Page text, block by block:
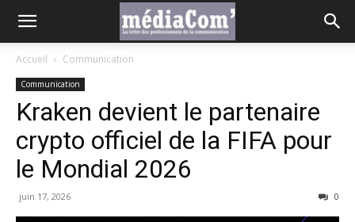
Accueil Communication
Communication
Kraken devient le partenaire
crypto officiel de la FIFA pour
le Mondial 2026
juin 17, 2026 0